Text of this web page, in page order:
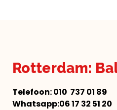
Rotterdam:
Telefoon:010 737 01 89
Whatsapp:06 17 32 51 20